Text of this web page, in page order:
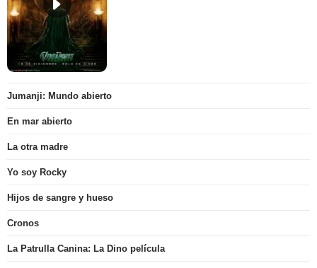
Jumanji: Mundo abierto
En mar abierto
La otra madre
Yo soy Rocky
Hijos de sangre y hueso
Cronos
La Patrulla Canina: La Dino película